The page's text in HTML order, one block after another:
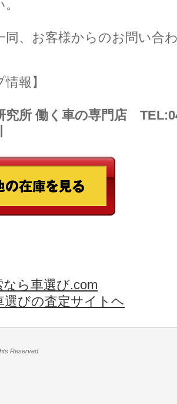
同、お客様からのお問い合
情報】
究所 働く車の専門店
なら車選び.com
選びの査定サイトヘ
Reserved